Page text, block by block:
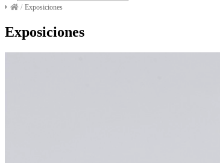
/ Exposiciones
Exposiciones